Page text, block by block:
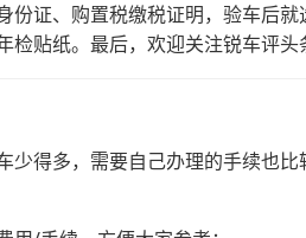
份证、购置税缴税证明，验车后
贴纸。最后，欢迎关注锐车评头
少得多，需要自己办理的手续也